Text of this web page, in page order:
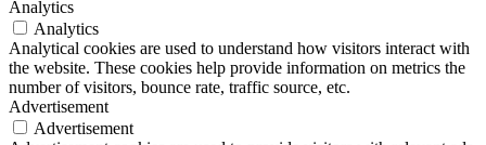
Analytics
Analytics
Analytical cookies are used to understand how visitors interact with
the website. These cookies help provide information on metrics the
number of visitors, bounce rate, traffic source, etc.
Advertisement
Advertisement